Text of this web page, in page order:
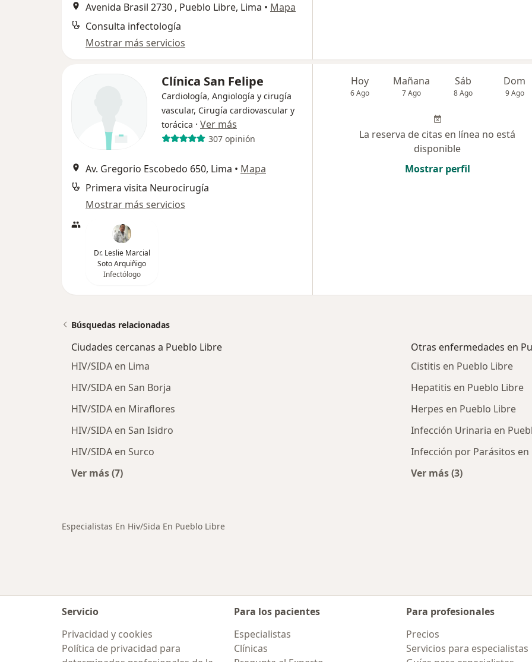
Avenida Brasil 2730 , Pueblo Libre, Lima • Mapa
Consulta infectología
Mostrar más servicios
Clínica San Felipe
Cardiología, Angiología y cirugía
vascular, Cirugía cardiovascular y
torácica · Ver más
307 opinión
Av. Gregorio Escobedo 650, Lima • Mapa
Primera visita Neurocirugía
Mostrar más servicios
Dr. Leslie Marcial
Soto Arquiñigo
Infectólogo
Hoy
6 Ago
Mañana
7 Ago
Sáb
8 Ago
Dom
9 Ago
La reserva de citas en línea no está
disponible
Mostrar perfil
Búsquedas relacionadas
Ciudades cercanas a Pueblo Libre
HIV/SIDA en Lima
HIV/SIDA en San Borja
HIV/SIDA en Miraflores
HIV/SIDA en San Isidro
HIV/SIDA en Surco
Ver más (7)
Otras enfermedades en
Cistitis en Pueblo Libre
Hepatitis en Pueblo Libre
Herpes en Pueblo Libre
Infección Urinaria en
Infección por Parásitos en
Ver más (3)
Especialistas En Hiv/Sida En Pueblo Libre
Servicio
Privacidad y cookies
Política de privacidad para
Para los pacientes
Especialistas
Clínicas
Para profesionales
Precios
Servicios para especialistas